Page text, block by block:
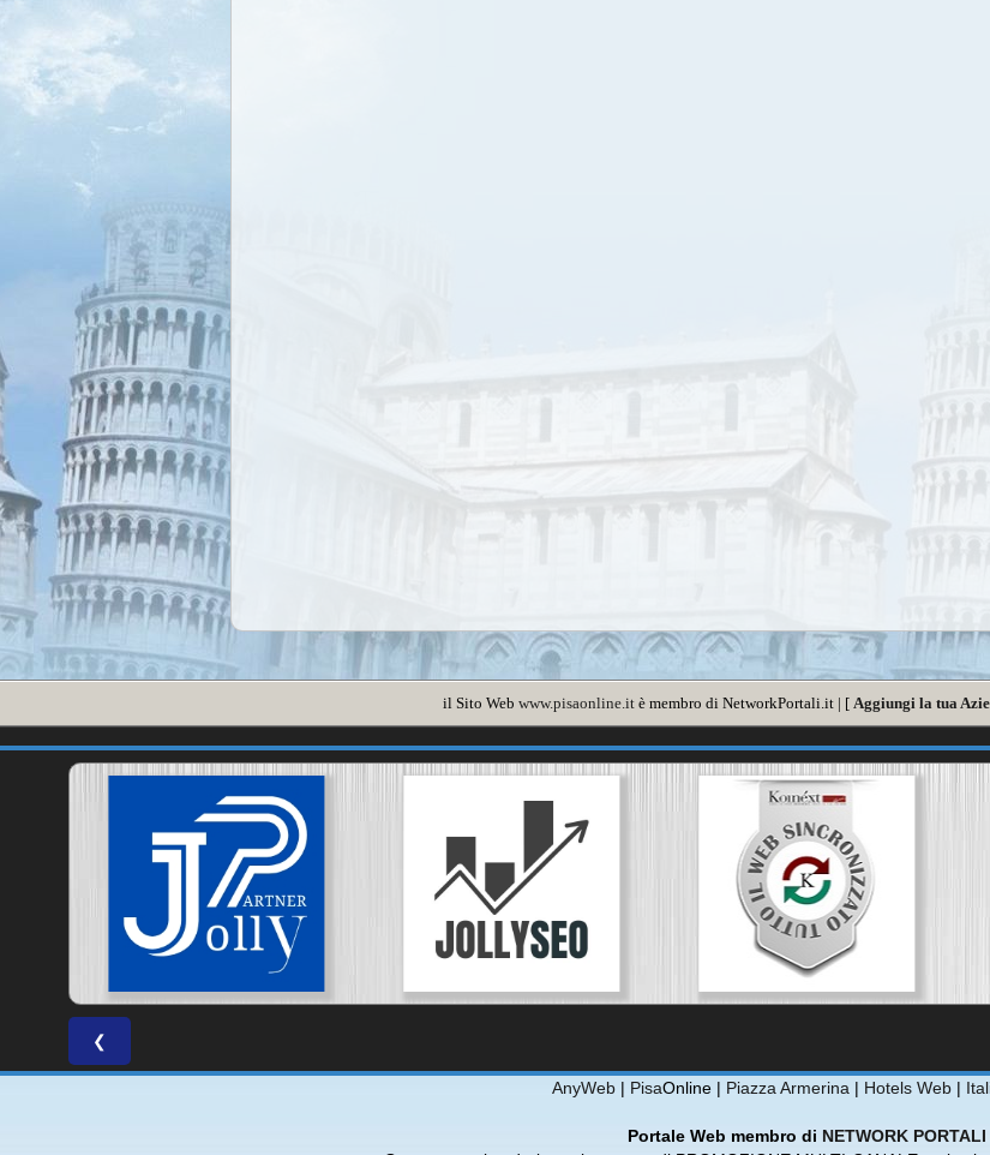
il Sito Web www.pisaonline.it è membro di NetworkPortali.it | [ Aggiungi la tua
❮
AnyWeb | PisaOnline | Piazza Armerina | Hotels Web |
Portale Web membro di NETWORK PORTALI